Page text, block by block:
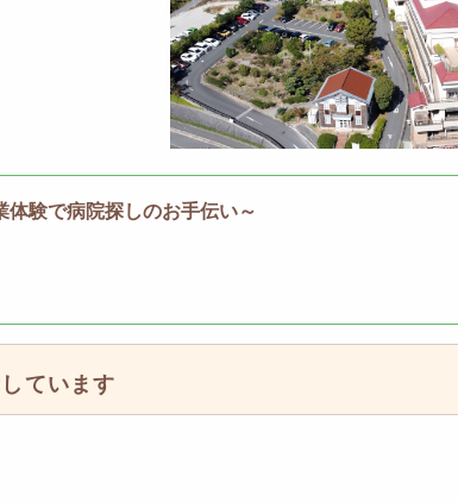
験で病院探しのお手伝い～
ています